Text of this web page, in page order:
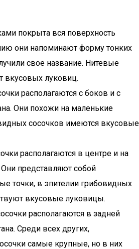
покрыта вся поверхность
они напоминают форму тонких
свое название. Нитевые
вкусовых луковиц.
располагаются с боков и с
Они похожи на маленькие
сосочков имеются вкусовые
располагаются в центре и на
представляют собой
точки, в эпителии грибовидных
вкусовые луковицы.
располагаются в задней
Среди всех других,
самые крупные, но в них